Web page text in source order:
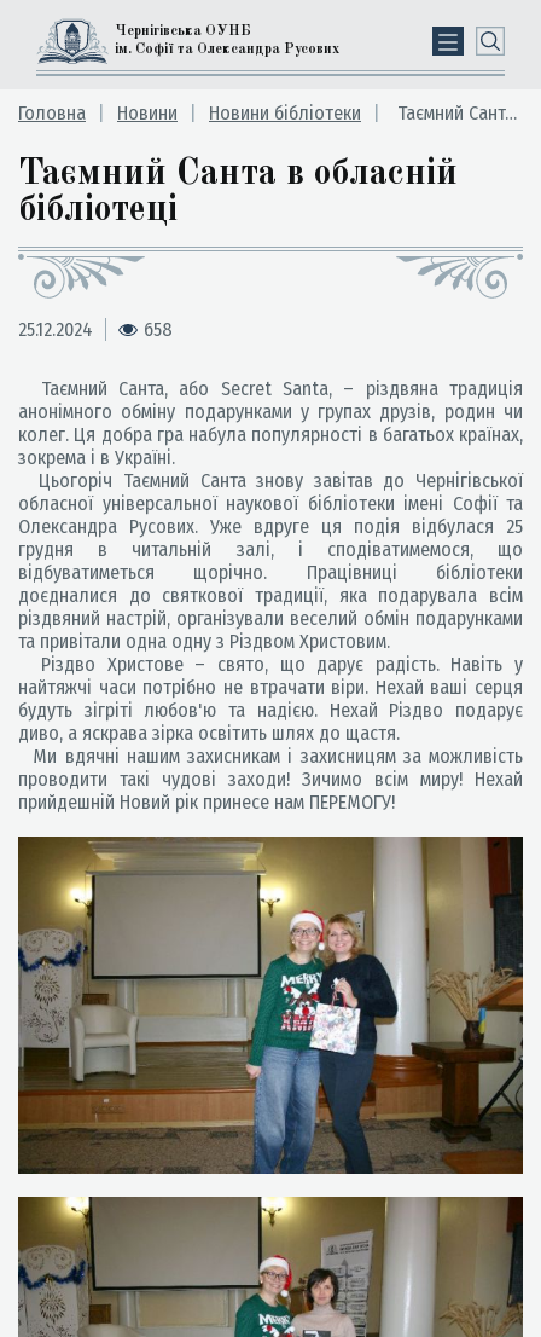
Чернігівська ОУНБ
ім. Софії та Олександра Русових
Головна Новини Новини бібліотеки Таємний Санта в обласній бібліотеці
Таємний Санта в обласній
бібліотеці
25.12.2024 658
Таємний Санта, або Secret Santa, – різдвяна традиція
анонімного обміну подарунками у групах друзів, родин чи
колег. Ця добра гра набула популярності в багатьох країнах,
зокрема і в Україні.
Цьогоріч Таємний Санта знову завітав до Чернігівської
обласної універсальної наукової бібліотеки імені Софії та
Олександра Русових. Уже вдруге ця подія відбулася 25
грудня в читальній залі, і сподіватимемося, що
відбуватиметься щорічно. Працівниці бібліотеки
доєдналися до святкової традиції, яка подарувала всім
різдвяний настрій, організували веселий обмін подарунками
та привітали одна одну з Різдвом Христовим.
Різдво Христове – свято, що дарує радість. Навіть у
найтяжчі часи потрібно не втрачати віри. Нехай ваші серця
будуть зігріті любов'ю та надією. Нехай Різдво подарує
диво, а яскрава зірка освітить шлях до щастя.
Ми вдячні нашим захисникам і захисницям за можливість
проводити такі чудові заходи! Зичимо всім миру! Нехай
прийдешній Новий рік принесе нам ПЕРЕМОГУ!